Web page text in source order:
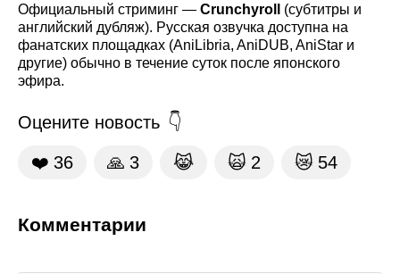
Официальный стриминг — Crunchyroll
(субтитры и
английский дубляж). Русская озвучка доступна на
фанатских площадках (AniLibria, AniDUB, AniStar и
другие) обычно в течение суток после японского
эфира.
Оцените новость
❤️ 36 🙏 3 😹 🙀 2 😿 54
Комментарии